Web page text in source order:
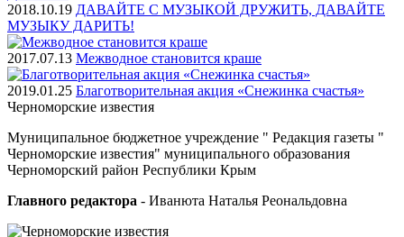
2018.10.19 ДАВАЙТЕ С МУЗЫКОЙ ДРУЖИТЬ, ДАВАЙТЕ
МУЗЫКУ ДАРИТЬ!
2017.07.13 Межводное становится краше
2019.01.25 Благотворительная акция «Снежинка счастья»
Черноморские известия
Муниципальное бюджетное учреждение " Редакция газеты "
Черноморские известия" муниципального образования
Черноморский район Республики Крым
Главного редактора - Иванюта Наталья Реональдовна